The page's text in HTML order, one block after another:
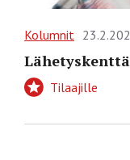
Kolumnit
Tilaajille